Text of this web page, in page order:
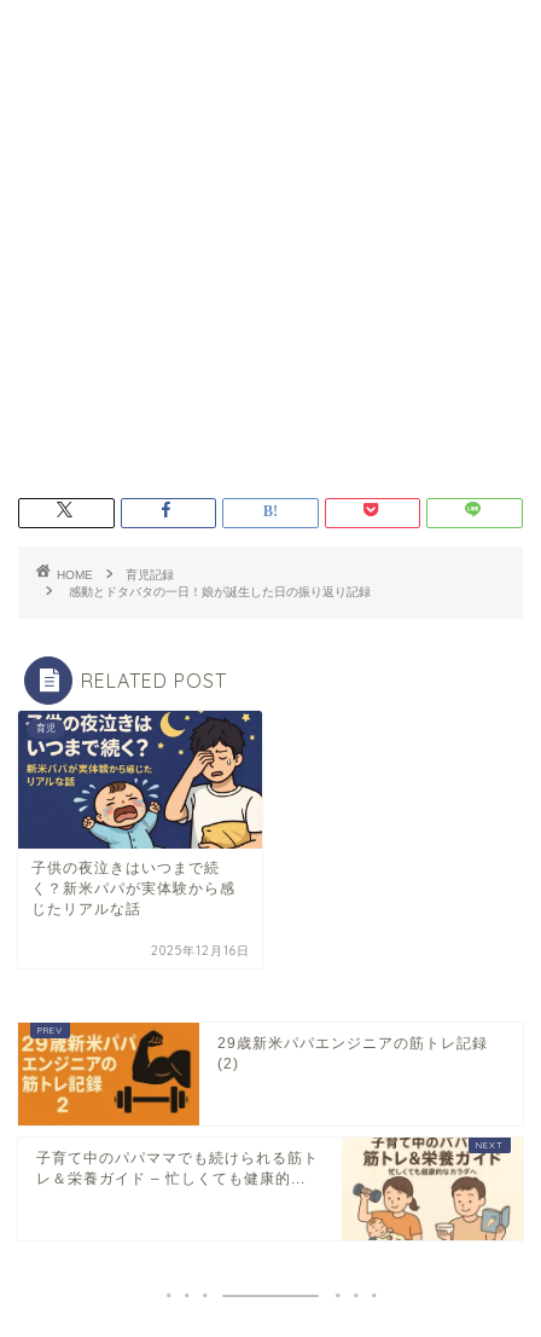
HOME
育児記録
感動とドタバタの一日！娘が誕生した日の振り返り記録
RELATED POST
育児
子供の夜泣きはいつまで続
く？新米パパが実体験から感
じたリアルな話
2025年12月16日
29歳新米パパエンジニアの筋トレ記録
(2)
子育て中のパパママでも続けられる筋ト
レ＆栄養ガイド – 忙しくても健康的...